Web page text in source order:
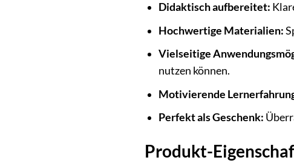
Didaktisch aufbereitet:
Hochwertige Materialien:
Vielseitige
nutzen können.
Motivierende
Perfekt als Geschenk:
Produkt-